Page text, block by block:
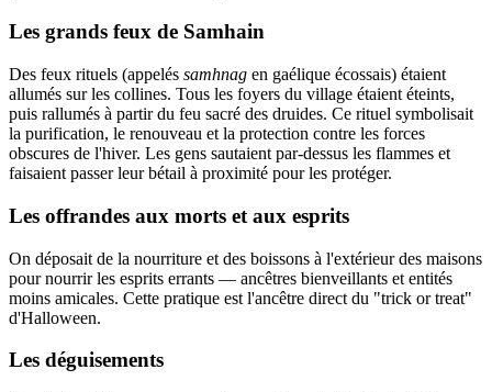
Les grands feux de Samhain
Des feux rituels (appelés samhnag en gaélique écossais) étaient
allumés sur les collines. Tous les foyers du village étaient éteints,
puis rallumés à partir du feu sacré des druides. Ce rituel symbolisait
la purification, le renouveau et la protection contre les forces
obscures de l'hiver. Les gens sautaient par-dessus les flammes et
faisaient passer leur bétail à proximité pour les protéger.
Les offrandes aux morts et aux esprits
On déposait de la nourriture et des boissons à l'extérieur des maisons
pour nourrir les esprits errants — ancêtres bienveillants et entités
moins amicales. Cette pratique est l'ancêtre direct du "trick or treat"
d'Halloween.
Les déguisements